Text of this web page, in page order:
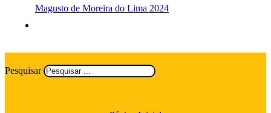
Magusto de Moreira do Lima 2024
Pesquisar